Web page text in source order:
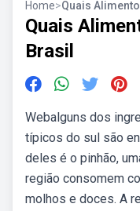
Home>Quais
Quais
Brasil
Webalguns dos
típicos do sul são
deles é o pinhão,
região consomem
molhos e doces. A